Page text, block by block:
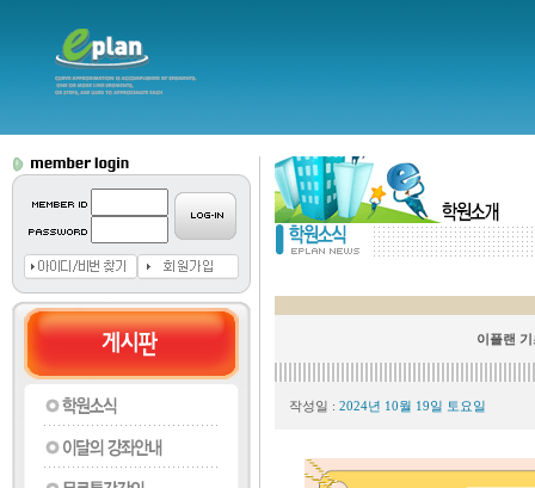
이플랜
작성일 : 2024년 10월 19일 토요일